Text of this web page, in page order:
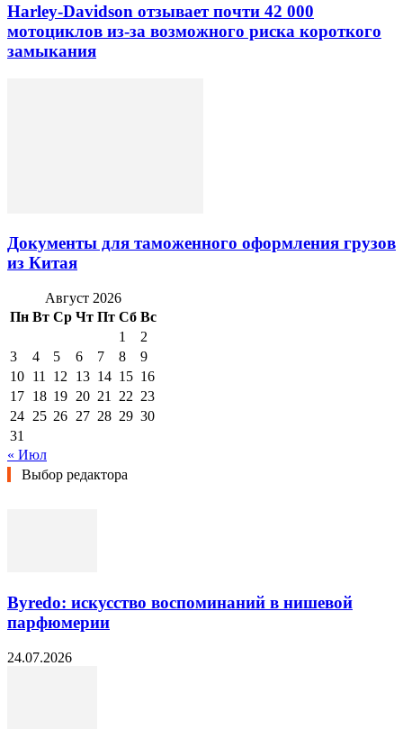
Harley-Davidson отзывает почти 42 000
мотоциклов из-за возможного риска короткого
замыкания
Документы для таможенного оформления грузов
из Китая
Август 2026
Пн Вт Ср Чт Пт Сб Вс
1
2
3
4 5 6 7 8
9
10 11 12 13 14 15 16
17 18 19 20 21 22 23
24 25 26 27 28 29 30
31
« Июл
Выбор редактора
Byredo: искусство воспоминаний в нишевой
парфюмерии
24.07.2026